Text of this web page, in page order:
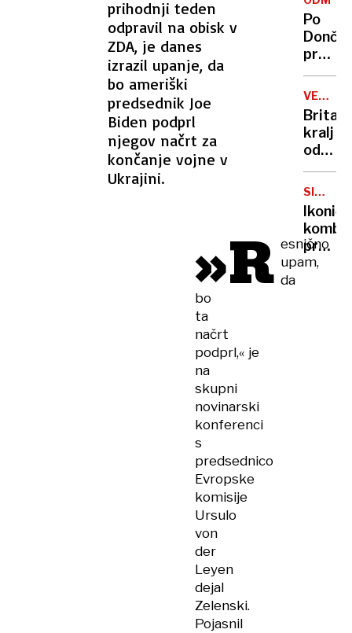
prihodnji teden
odpravil na obisk v
ZDA, je danes
izrazil upanje, da
bo ameriški
predsednik Joe
Biden podprl
njegov načrt za
končanje vojne v
Ukrajini.
»R esnično
upam,
da
bo
ta
načrt
podprl,« je
na
skupni
novinarski
konferenci
s
predsednico
Evropske
komisije
Ursulo
von
der
Leyen
dejal
Zelenski.
Pojasnil
vlade
Po
Karma
je
psica,
Nico
pa
njen
sin
VELIKA
kralj
zaradi
raka
SIMBOL
kombi
75.